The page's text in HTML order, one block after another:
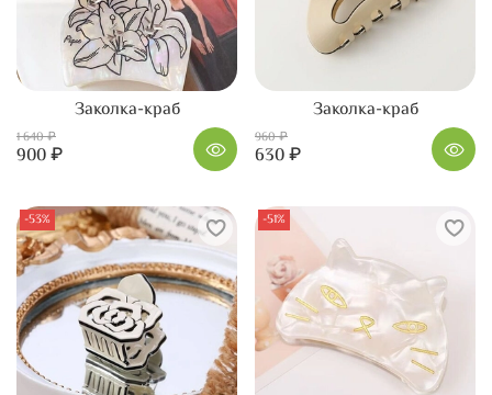
Заколка-краб
1 640 ₽
900 ₽
Заколка-краб
960 ₽
630 ₽
-53% -51%